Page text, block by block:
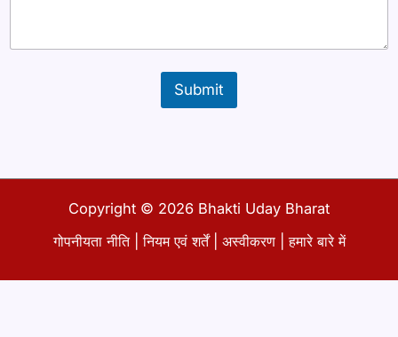
Submit
Copyright © 2026 Bhakti Uday Bharat
गोपनीयता नीति|नियम एवं शर्तें| अस्वीकरण |हमारे बारे में